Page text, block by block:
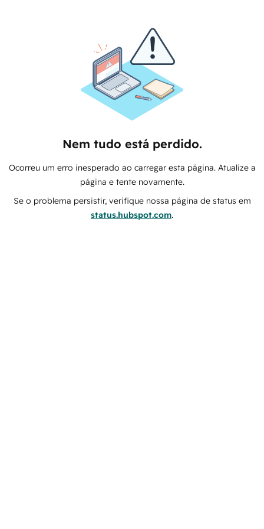
Nem tudo está perdido.
Ocorreu um erro inesperado ao carregar esta página. Atualize a
página e tente novamente.
Se o problema persistir, verifique nossa página de status em
status.hubspot.com.